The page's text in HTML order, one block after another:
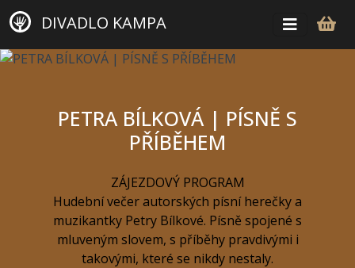
DIVADLO KAMPA
PETRA BÍLKOVÁ | PÍSNĚ S
PŘÍBĚHEM
ZÁJEZDOVÝ PROGRAM
Hudební večer autorských písní herečky a
muzikantky Petry Bílkové. Písně spojené s
mluveným slovem, s příběhy pravdivými i
takovými, které se nikdy nestaly.